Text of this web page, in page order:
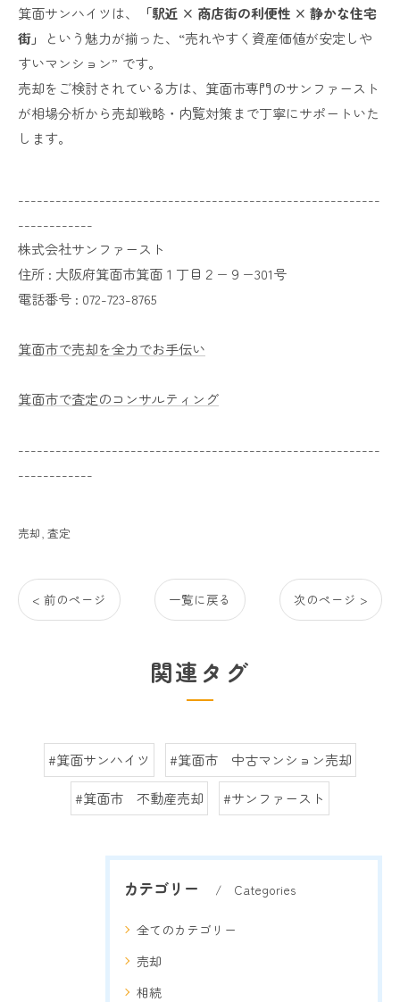
箕面サンハイツは、
「駅近 × 商店街の利便性 × 静かな住宅
街」
という魅力が揃った、“売れやすく資産価値が安定しや
すいマンション” です。
売却をご検討されている方は、箕面市専門のサンファースト
が相場分析から売却戦略・内覧対策まで丁寧にサポートいた
します。
----------------------------------------------------------
------------
株式会社サンファースト
住所 : 大阪府箕面市箕面１丁目２−９−301号
電話番号 : 072-723-8765
箕面市で売却を全力でお手伝い
箕面市で査定のコンサルティング
----------------------------------------------------------
------------
売却 査定
< 前のページ 一覧に戻る 次のページ >
関連タグ
#箕面サンハイツ #箕面市 中古マンション売却
#箕面市 不動産売却 #サンファースト
カテゴリー Categories
全てのカテゴリー
売却
相続